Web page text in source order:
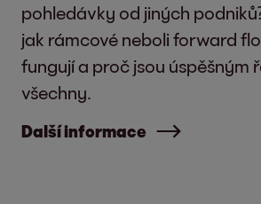
pohledávky od jiných
jak rámcové neboli forward
fungují a proč jsou úspěšným
všechny.
Další informace